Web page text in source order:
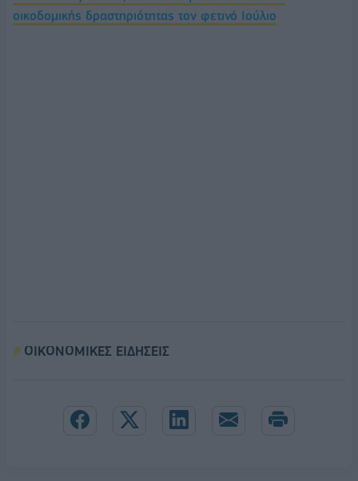
οικοδομικής δραστηριότητας τον φετινό Ιούλιο
ΟΙΚΟΝΟΜΙΚΕΣ ΕΙΔΗΣΕΙΣ